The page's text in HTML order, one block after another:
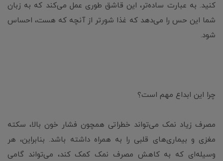
کنید. به عبارت ساده‌تر، این قاشق طوری عمل می‌کند که به زبان
شما این حس را می‌دهد که غذا شورتر از آنچه که هست، احساس
شود.
چرا این ابداع مهم است؟
مصرف زیاد نمک می‌تواند خطراتی همچون فشار خون بالا، سکته
مغزی و بیماری‌های قلبی را به همراه داشته باشد. بنابراین، هر
وسیله‌ای که به کاهش مصرف نمک کمک کند، می‌تواند گامی